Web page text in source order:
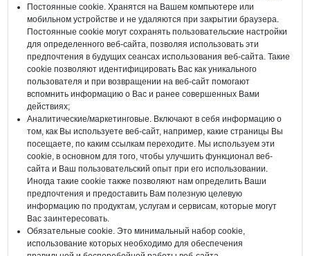
Постоянные cookie. Хранятся на Вашем компьютере или
мобильном устройстве и не удаляются при закрытии браузера.
Постоянные cookie могут сохранять пользовательские настройки
для определенного веб-сайта, позволяя использовать эти
предпочтения в будущих сеансах использования веб-сайта. Такие
cookie позволяют идентифицировать Вас как уникального
пользователя и при возвращении на веб-сайт помогают
вспомнить информацию о Вас и ранее совершенных Вами
действиях;
Аналитические/маркетинговые. Включают в себя информацию о
том, как Вы используете веб-сайт, например, какие страницы Вы
посещаете, по каким ссылкам переходите. Мы используем эти
cookie, в основном для того, чтобы улучшить функционал веб-
сайта и Ваш пользовательский опыт при его использовании.
Иногда такие cookie также позволяют нам определить Ваши
предпочтения и предоставить Вам полезную целевую
информацию по продуктам, услугам и сервисам, которые могут
Вас заинтересовать.
Обязательные cookie. Это минимальный набор cookie,
использование которых необходимо для обеспечения